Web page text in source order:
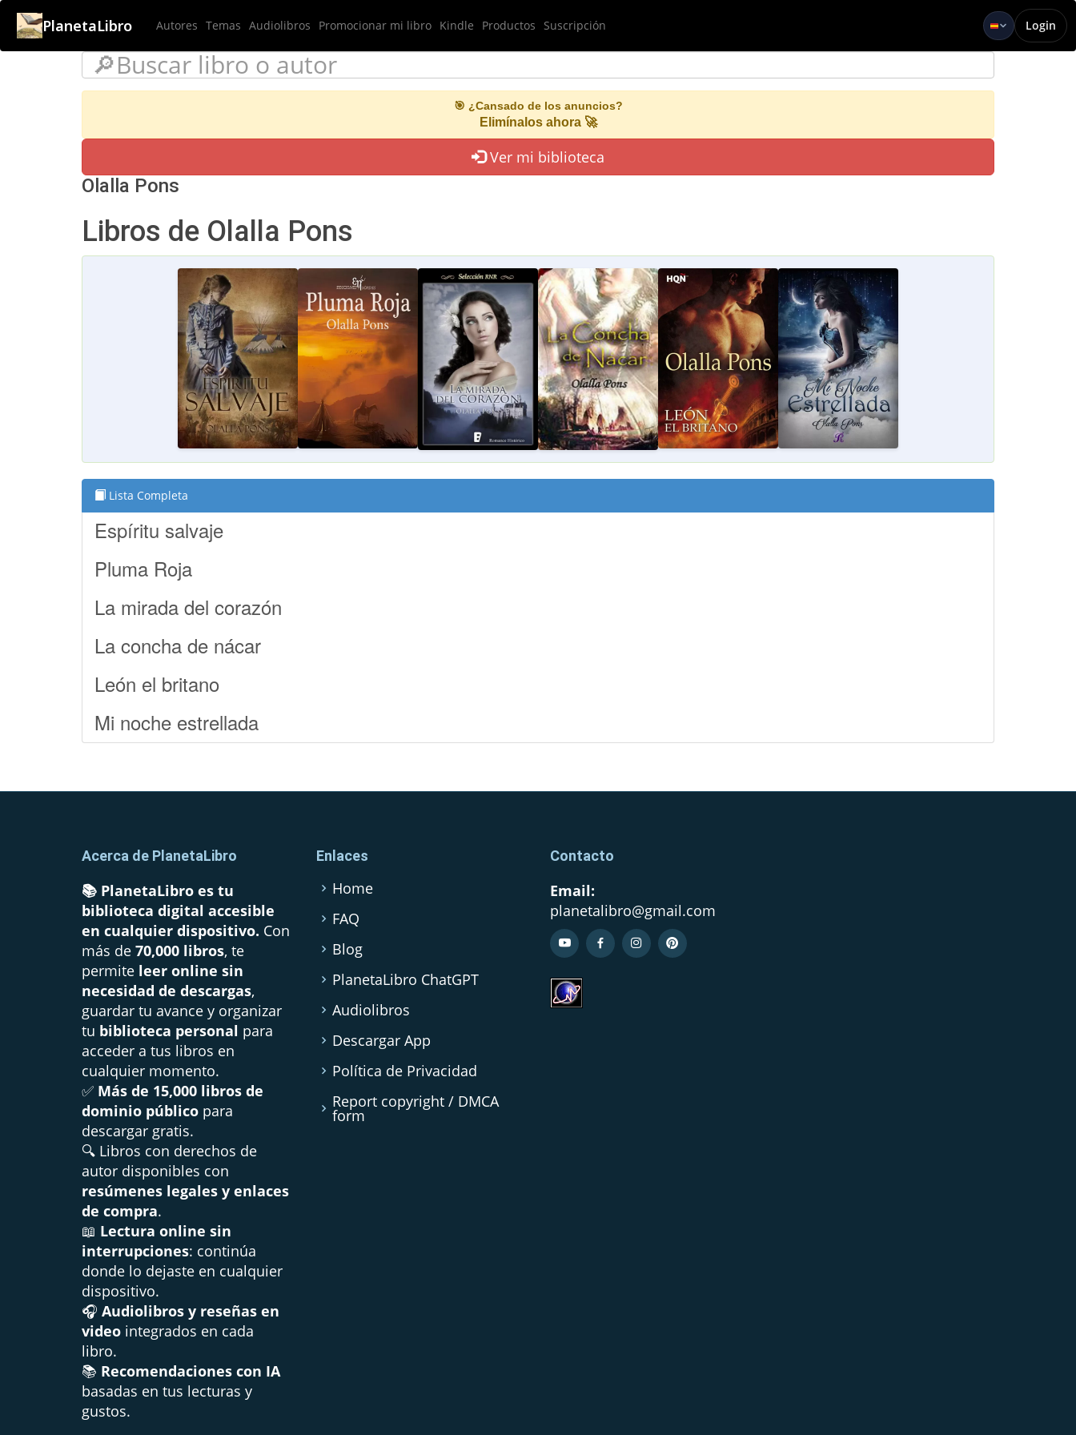
PlanetaLibro Autores Temas Audiolibros Promocionar mi libro Kindle Productos Suscripción Login
🎯 ¿Cansado de los anuncios?
Elimínalos ahora 🚀
Ver mi biblioteca
Olalla Pons
Libros de Olalla Pons
Lista Completa
Espíritu salvaje
Pluma Roja
La mirada del corazón
La concha de nácar
León el britano
Mi noche estrellada
Acerca de PlanetaLibro
📚 PlanetaLibro es tu
biblioteca digital accesible
en cualquier dispositivo. Con
más de 70,000 libros, te
permite leer online sin
necesidad de descargas,
guardar tu avance y organizar
tu biblioteca personal para
acceder a tus libros en
cualquier momento.
✅ Más de 15,000 libros de
dominio público para
descargar gratis.
🔍 Libros con derechos de
autor disponibles con
resúmenes legales y enlaces
de compra.
📖 Lectura online sin
interrupciones: continúa
donde lo dejaste en cualquier
dispositivo.
🎧 Audiolibros y reseñas en
video integrados en cada
libro.
📚 Recomendaciones con IA
basadas en tus lecturas y
gustos.
Enlaces
Home
FAQ
Blog
PlanetaLibro ChatGPT
Audiolibros
Descargar App
Política de Privacidad
Report copyright / DMCA
form
Contacto
Email:
planetalibro@gmail.com